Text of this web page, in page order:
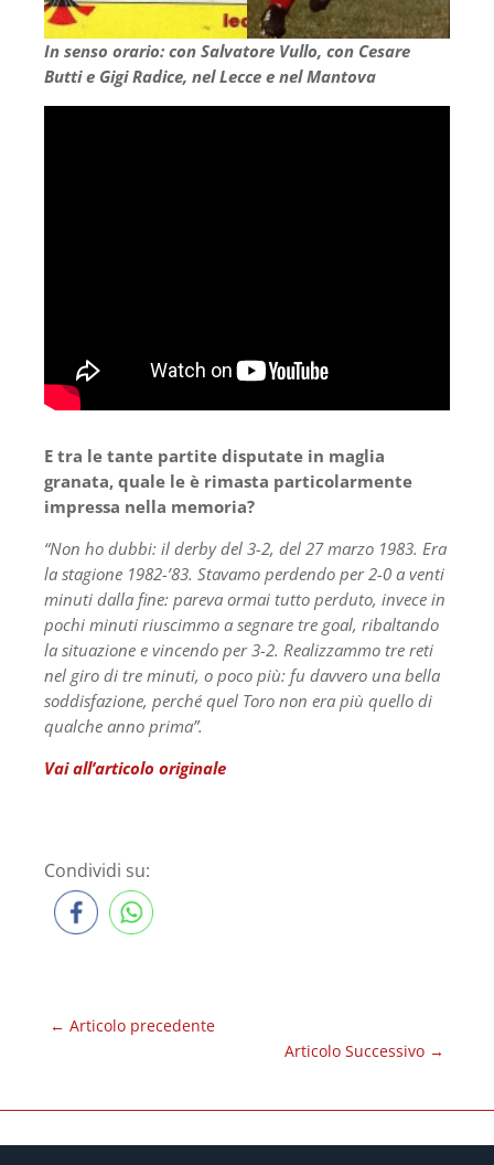
In senso orario: con Salvatore Vullo, con Cesare
Butti e Gigi Radice, nel Lecce e nel Mantova
E tra le tante partite disputate in maglia
granata, quale le è rimasta particolarmente
impressa nella memoria?
“Non ho dubbi: il derby del 3-2, del 27 marzo 1983. Era
la stagione 1982-’83. Stavamo perdendo per 2-0 a venti
minuti dalla fine: pareva ormai tutto perduto, invece in
pochi minuti riuscimmo a segnare tre goal, ribaltando
la situazione e vincendo per 3-2. Realizzammo tre reti
nel giro di tre minuti, o poco più: fu davvero una bella
soddisfazione, perché quel Toro non era più quello di
qualche anno prima”.
Vai all’articolo originale
Condividi su:
← Articolo precedente
Articolo Successivo →